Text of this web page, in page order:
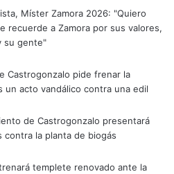
Míster Zamora 2026: "Quiero
recuerde a Zamora por sus valores,
su gente"
Castrogonzalo pide frenar la
un acto vandálico contra una edil
de Castrogonzalo presentará
contra la planta de biogás
templete renovado ante la